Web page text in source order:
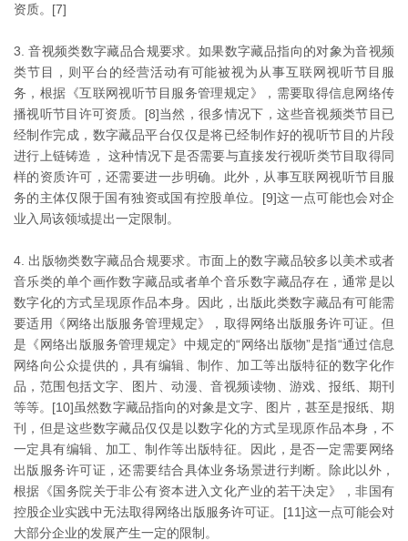
资质。[7]
3. 音视频类数字藏品合规要求。如果数字藏品指向的对象为音视频
类节目，则平台的经营活动有可能被视为从事互联网视听节目服
务，根据《互联网视听节目服务管理规定》，需要取得信息网络传
播视听节目许可资质。[8]当然，很多情况下，这些音视频类节目已
经制作完成，数字藏品平台仅仅是将已经制作好的视听节目的片段
进行上链铸造， 这种情况下是否需要与直接发行视听类节目取得同
样的资质许可，还需要进一步明确。此外，从事互联网视听节目服
务的主体仅限于国有独资或国有控股单位。[9]这一点可能也会对企
业入局该领域提出一定限制。
4. 出版物类数字藏品合规要求。市面上的数字藏品较多以美术或者
音乐类的单个画作数字藏品或者单个音乐数字藏品存在，通常是以
数字化的方式呈现原作品本身。因此，出版此类数字藏品有可能需
要适用《网络出版服务管理规定》，取得网络出版服务许可证。但
是《网络出版服务管理规定》中规定的“网络出版物”是指“通过信息
网络向公众提供的，具有编辑、制作、加工等出版特征的数字化作
品，范围包括文字、图片、动漫、音视频读物、游戏、报纸、期刊
等等。[10]虽然数字藏品指向的对象是文字、图片，甚至是报纸、期
刊，但是这些数字藏品仅仅是以数字化的方式呈现原作品本身，不
一定具有编辑、加工、制作等出版特征。因此，是否一定需要网络
出版服务许可证，还需要结合具体业务场景进行判断。除此以外，
根据《国务院关于非公有资本进入文化产业的若干决定》，非国有
控股企业实践中无法取得网络出版服务许可证。[11]这一点可能会对
大部分企业的发展产生一定的限制。